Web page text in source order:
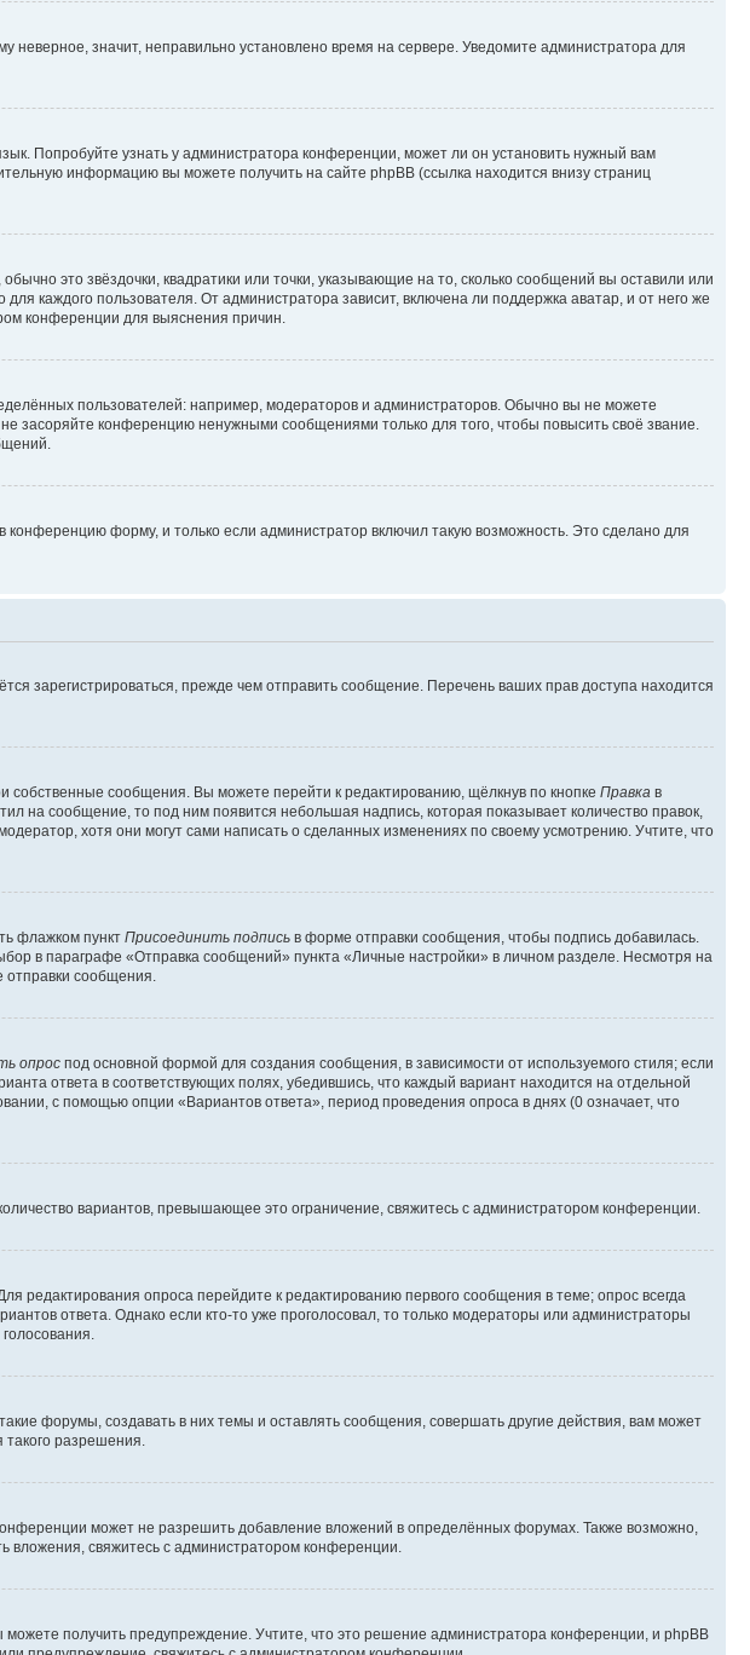
неверное, значит, неправильно установлено время на сервере. Уведомите администратора для
Попробуйте узнать у администратора конференции, может ли он установить нужный вам
информацию вы можете получить на сайте phpBB (ссылка находится внизу страниц
это звёздочки, квадратики или точки, указывающие на то, сколько сообщений вы оставили или
каждого пользователя. От администратора зависит, включена ли поддержка аватар, и от него же
конференции для выяснения причин.
пользователей: например, модераторов и администраторов. Обычно вы не можете
засоряйте конференцию ненужными сообщениями только для того, чтобы повысить своё звание.
форму, и только если администратор включил такую возможность. Это сделано для
зарегистрироваться, прежде чем отправить сообщение. Перечень ваших прав доступа находится
сообщения. Вы можете перейти к редактированию, щёлкнув по кнопке Правка в
на сообщение, то под ним появится небольшая надпись, которая показывает количество правок,
хотя они могут сами написать о сделанных изменениях по своему усмотрению. Учтите, что
флажком пункт Присоединить подпись в форме отправки сообщения, чтобы подпись добавилась.
в параграфе «Отправка сообщений» пункта «Личные настройки» в личном разделе. Несмотря на
сообщения.
опрос под основной формой для создания сообщения, в зависимости от используемого стиля; если
ответа в соответствующих полях, убедившись, что каждый вариант находится на отдельной
с помощью опции «Вариантов ответа», период проведения опроса в днях (0 означает, что
вариантов, превышающее это ограничение, свяжитесь с администратором конференции.
редактирования опроса перейдите к редактированию первого сообщения в теме; опрос всегда
ответа. Однако если кто-то уже проголосовал, то только модераторы или администраторы
форумы, создавать в них темы и оставлять сообщения, совершать другие действия, вам может
разрешения.
может не разрешить добавление вложений в определённых форумах. Также возможно,
вложения, свяжитесь с администратором конференции.
получить предупреждение. Учтите, что это решение администратора конференции, и phpBB